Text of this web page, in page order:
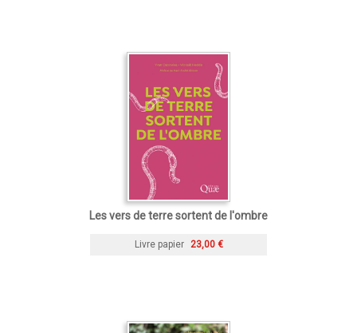
Les vers de terre sortent de l'ombre
Livre papier 23,00 €